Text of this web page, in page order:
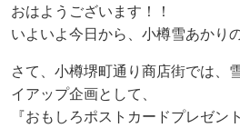
おはようございます！！
いよいよ今日から、小樽雪あかり
さて、小樽堺町通り商店街では、
イアップ企画として、
『おもしろポストカードプレゼン